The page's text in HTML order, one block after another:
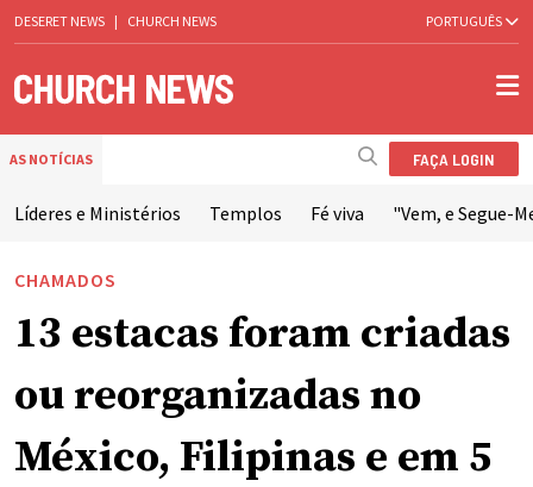
DESERET NEWS | CHURCH NEWS PORTUGUÊS
AS NOTÍCIAS FAÇA LOGIN
Líderes e Ministérios Templos Fé viva "Vem, e Segue-
CHAMADOS
13 estacas foram criadas
ou reorganizadas no
México, Filipinas e em 5